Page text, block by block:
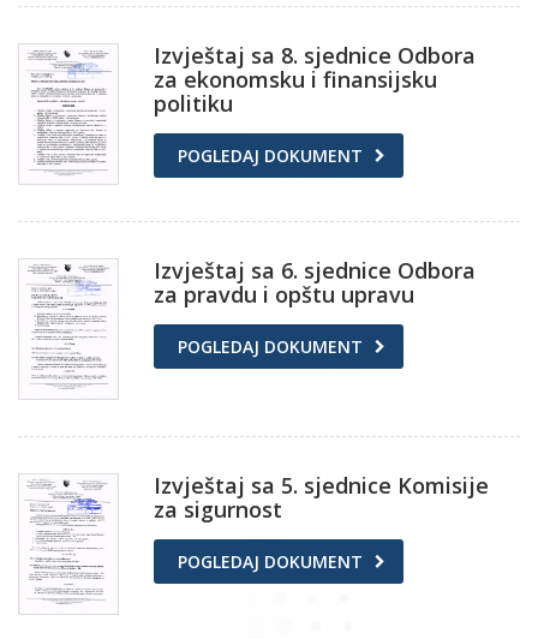
Izvještaj sa 8. sjednice Odbora
za ekonomsku i finansijsku
politiku
POGLEDAJ DOKUMENT
Izvještaj sa 6. sjednice Odbora
za pravdu i opštu upravu
POGLEDAJ DOKUMENT
Izvještaj sa 5. sjednice Komisije
za sigurnost
POGLEDAJ DOKUMENT